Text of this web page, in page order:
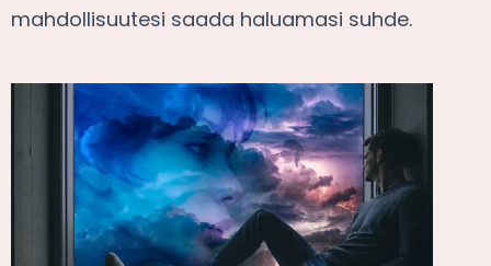
mahdollisuutesi saada haluamasi suhde.